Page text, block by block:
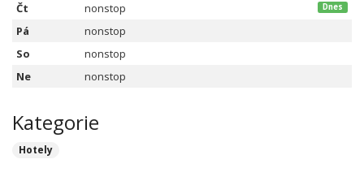
Čt
nonstop Dnes
Pá
nonstop
So
nonstop
Ne
nonstop
Kategorie
Hotely